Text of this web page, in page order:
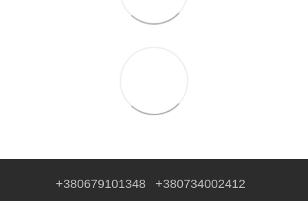
+380679101348 +380734002412